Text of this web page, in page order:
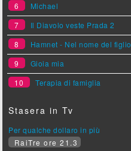
6
Michael
7
Il Diavolo veste Prada 2
8
Hamnet - Nel nome del figlio
9
Gioia mia
10
Terapia di famiglia
Stasera in Tv
Per qualche dollaro in più
RaiTre ore 21.3